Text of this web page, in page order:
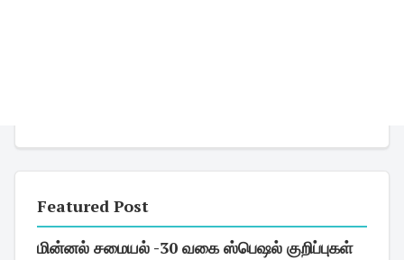
Featured Post
மின்னல் சமையல் -30 வகை ஸ்பெஷல் குறிப்புகள்